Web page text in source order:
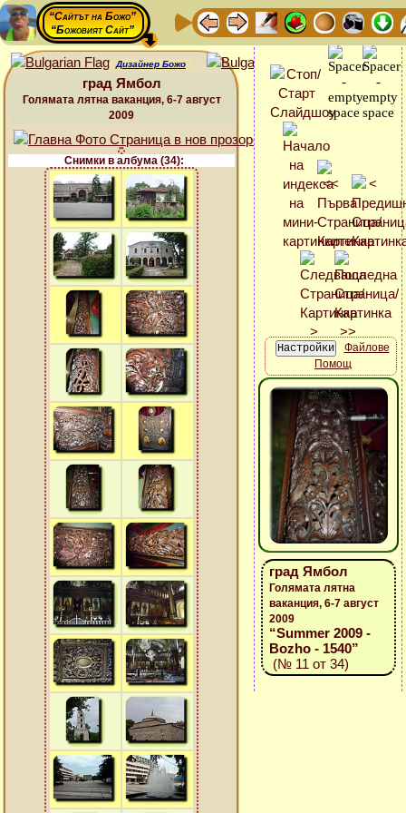
“Сайтът на Божо”
“Божовият Сайт”
Дизайнер Божо
град Ямбол
Голямата лятна ваканция, 6-7 август
2009
Снимки в албума (34):
Файлове
Помощ
град Ямбол
Голямата лятна
ваканция, 6-7 август
2009
“Summer 2009 -
Bozho - 1540”
(№ 11 от 34)